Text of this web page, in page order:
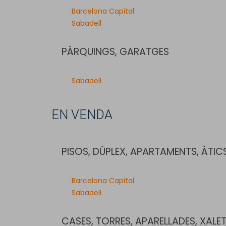
Barcelona Capital
Sabadell
PÀRQUINGS, GARATGES
Sabadell
EN VENDA
PISOS, DÚPLEX, APARTAMENTS,
Barcelona Capital
Sabadell
CASES, TORRES, APARELLADES,